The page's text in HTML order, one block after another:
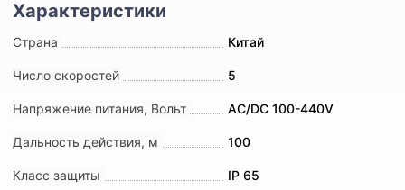
Страна Китай
Число скоростей 5
Напряжение питания, Вольт AC/DC 100-440V
Дальность действия, м 100
Класс защиты IP 65